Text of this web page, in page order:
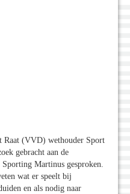
Raat (VVD) wethouder Sport
gebracht aan de
Martinus gesproken.
wat er speelt bij
en als nodig naar